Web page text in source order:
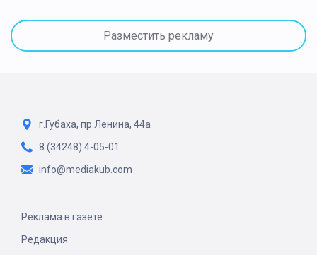
Разместить рекламу
г.Губаха, пр.Ленина, 44а
8 (34248) 4-05-01
info@mediakub.com
Реклама в газете
Редакция